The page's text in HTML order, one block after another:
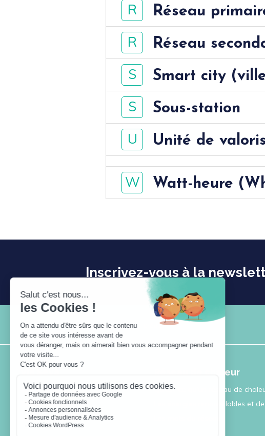
R Réseau
R Réseau
S Smart city
S Sous-station
U Unité de
W Watt-heure
Inscrivez-vous à la
Plan du site Mentions légales Crédits
Via Sèva
11 rue Berryer
75008 Paris
+331 44 70 63 90
Réseau de chaleur
Qu’est-ce qu’un réseau de
Les énergies renouvelables et